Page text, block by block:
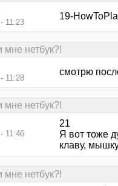
11:23
19-
мне нетбук?!
11:28
смотрю
мне нетбук?!
11:46
21
Я вот тоже
клаву,
мне нетбук?!